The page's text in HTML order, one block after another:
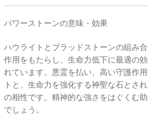
パワーストーンの意味・効果
ハウライトとブラッドストーンの組み
作用をもたらし、生命力低下に最適の
れています。悪霊を払い、高い守護作
トと、生命力を強化する神聖な石とさ
の相性です。精神的な強さをはぐくむ
でしょう。